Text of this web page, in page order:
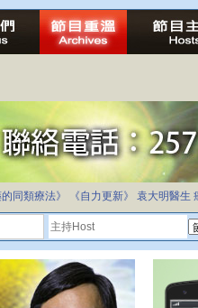
，全民學卷制
同類療法》 《自力更新》 袁大明醫生